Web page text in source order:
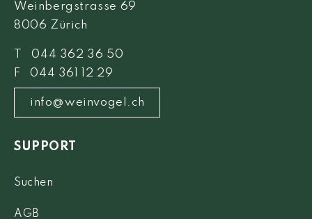
Weinbergstrasse 69
8006 Zürich
T 044 362 36 50
F 044 361 12 29
info@weinvogel.ch
SUPPORT
Suchen
AGB